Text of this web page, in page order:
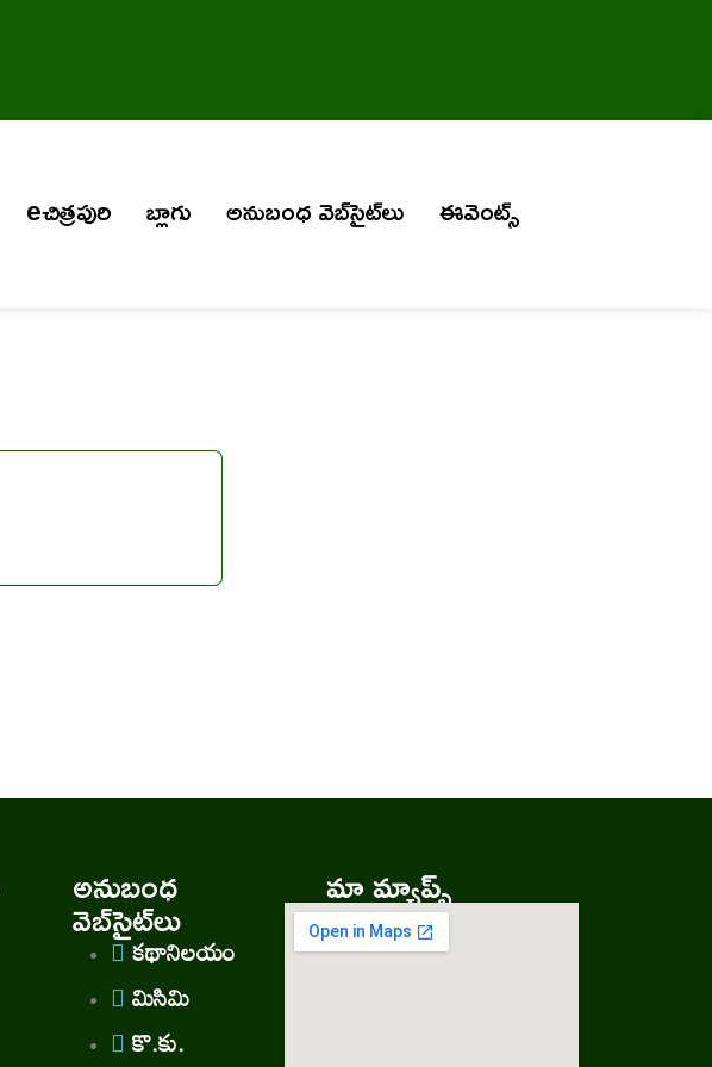
eచిత్రపురి బ్లాగు అనుబంధ వెబ్‌సైట్‌లు
ఈవెంట్స్
అనుబంధ
వెబ్‌సైట్‌లు
కథానిలయం
మిసిమి
కొ.కు.
మా మ్యాప్స్